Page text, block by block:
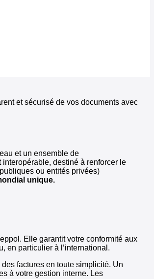
et sécurisé de vos documents avec
et un ensemble de
destiné à renforcer le
ou entités privées)
unique.
Elle garantit votre conformité aux
en particulier à l’international.
factures en toute simplicité. Un
à votre gestion interne. Les